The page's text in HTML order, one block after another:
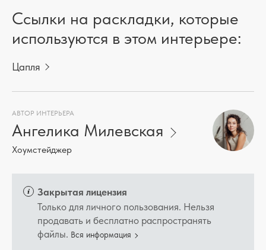
Ссылки на раскладки, которые
используются в этом интерьере:
Цапля
АВТОР ИНТЕРЬЕРА
Ангелика Милевская
Хоумстейджер
Закрытая лицензия
Только для личного пользования. Нельзя
продавать и бесплатно распространять
файлы. Вся информация